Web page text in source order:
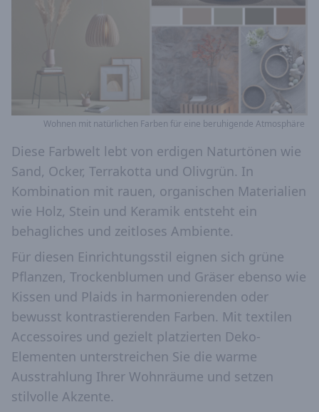
Wohnen mit natürlichen Farben für eine beruhigende Atmosphäre
Diese Farbwelt lebt von erdigen Naturtönen wie
Sand, Ocker, Terrakotta und Olivgrün. In
Kombination mit rauen, organischen Materialien
wie Holz, Stein und Keramik entsteht ein
behagliches und zeitloses Ambiente.
Für diesen Einrichtungsstil eignen sich grüne
Pflanzen, Trockenblumen und Gräser ebenso wie
Kissen und Plaids in harmonierenden oder
bewusst kontrastierenden Farben. Mit textilen
Accessoires und gezielt platzierten Deko-
Elementen unterstreichen Sie die warme
Ausstrahlung Ihrer Wohnräume und setzen
stilvolle Akzente.